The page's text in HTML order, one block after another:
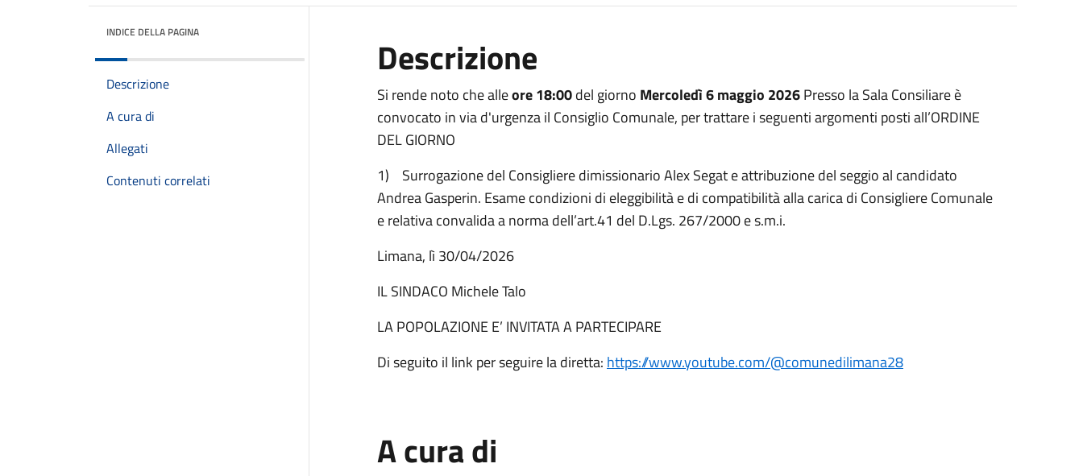
INDICE DELLA PAGINA
Descrizione
A cura di
Allegati
Contenuti correlati
Descrizione
Si rende noto che alleore 18:00del giorno Mercoledì 6 maggio 2026Presso la Sala Consiliare è
convocato in via d'urgenza il Consiglio Comunale, per trattare i seguenti argomenti posti all’ORDINE
DEL GIORNO
1) Surrogazione del Consigliere dimissionario Alex Segat e attribuzione del seggio al candidato
Andrea Gasperin. Esame condizioni di eleggibilità e di compatibilità alla carica di Consigliere Comunale
e relativa convalida a norma dell’art.41 del D.Lgs. 267/2000 e s.m.i.
Limana, lì 30/04/2026
IL SINDACO Michele Talo
LA POPOLAZIONE E’ INVITATA A PARTECIPARE
Di seguito il link per seguire la diretta: https://www.youtube.com/@comunedilimana28
A cura di